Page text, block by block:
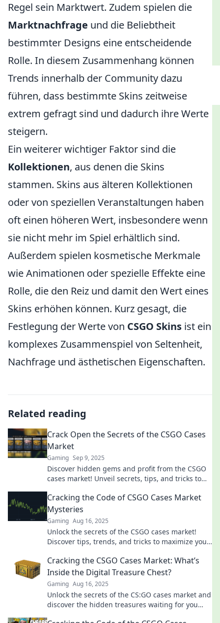
Regel sein Marktwert. Zudem spielen die
Marktnachfrage und die Beliebtheit
bestimmter Designs eine entscheidende
Rolle. In diesem Zusammenhang können
Trends innerhalb der Community dazu
führen, dass bestimmte Skins zeitweise
extrem gefragt sind und dadurch ihre Werte
steigern.
Ein weiterer wichtiger Faktor sind die
Kollektionen, aus denen die Skins
stammen. Skins aus älteren Kollektionen
oder von speziellen Veranstaltungen haben
oft einen höheren Wert, insbesondere wenn
sie nicht mehr im Spiel erhältlich sind.
Außerdem spielen kosmetische Merkmale
wie Animationen oder spezielle Effekte eine
Rolle, die den Reiz und damit den Wert eines
Skins erhöhen können. Kurz gesagt, die
Festlegung der Werte von CSGO Skins ist ein
komplexes Zusammenspiel von Seltenheit,
Nachfrage und ästhetischen Eigenschaften.
Related reading
Crack Open the Secrets of the CSGO Cases
Market
Gaming Sep 9, 2025
Discover hidden gems and profit from the CSGO
cases market! Unveil secrets, tips, and tricks to
Cracking the Code of CSGO Cases Market
Mysteries
Gaming Aug 16, 2025
Unlock the secrets of the CSGO cases market!
Discover tips, trends, and tricks to maximize your
Cracking the CSGO Cases Market: What’s
Inside the Digital Treasure Chest?
Gaming Aug 16, 2025
Unlock the secrets of the CS:GO cases market and
discover the hidden treasures waiting for you